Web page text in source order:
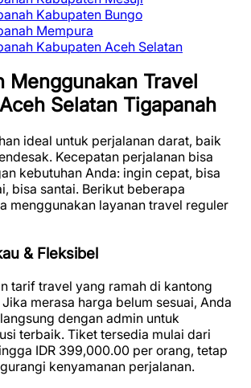
Kabupaten Bungo
Mempura
Kabupaten Aceh Selatan
Menggunakan Travel
Selatan Tigapanah
ideal untuk perjalanan darat, baik
Kecepatan perjalanan bisa
kebutuhan Anda: ingin cepat, bisa
bisa santai. Berikut beberapa
menggunakan layanan travel reguler
& Fleksibel
tarif travel yang ramah di kantong
merasa harga belum sesuai, Anda
dengan admin untuk
terbaik. Tiket tersedia mulai dari
IDR 399,000.00 per orang, tetap
kenyamanan perjalanan.